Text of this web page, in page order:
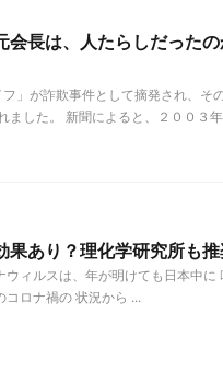
会長は、人たらしだった
」が詐欺事件として摘発され、そ
ました。 新聞によると、２００３
果あり？理化学研究所も推
ィルスは、年が明けても日本中に
ロナ禍の 状況から ...